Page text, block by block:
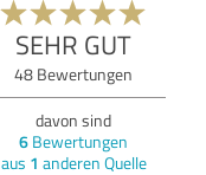
SEHR GUT
48 Bewertungen
davon sind
6 Bewertungen
aus 1 anderen Quelle